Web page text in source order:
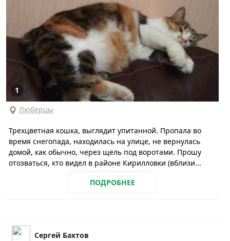
1
Люберцы
Трехцветная кошка, выглядит упитанной. Пропала во
время снегопада, находилась на улице, не вернулась
домой, как обычно, через щель под воротами. Прошу
отозваться, кто видел в районе Кирилловки (вблизи...
ПОДРОБНЕЕ
Сергей Бахтов